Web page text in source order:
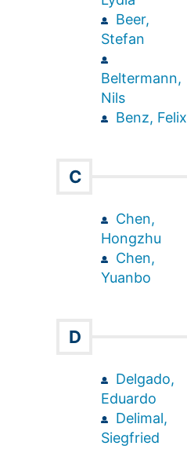
Beer,
Stefan
Beltermann,
Nils
Benz, Felix
C
Chen,
Hongzhu
Chen,
Yuanbo
D
Delgado,
Eduardo
Delimal,
Siegfried